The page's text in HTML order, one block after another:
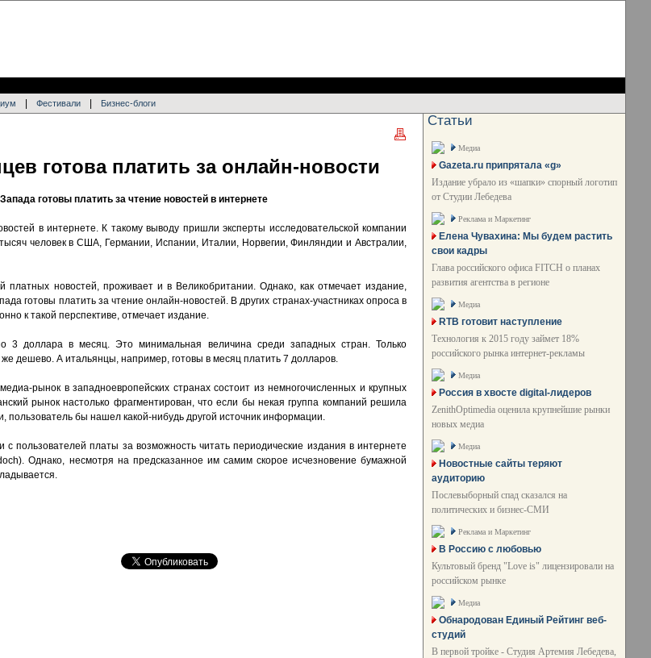
Фестивали Бизнес-блоги
готова платить за онлайн-новости
готовы платить за чтение новостей в интернете
в интернете. К такому выводу пришли эксперты исследовательской компании
человек в США, Германии, Испании, Италии, Норвегии, Финляндии и Австралии,
платных новостей, проживает и в Великобритании. Однако, как отмечает издание,
готовы платить за чтение онлайн-новостей. В других странах-участниках опроса в
к такой перспективе, отмечает издание.
3 доллара в месяц. Это минимальная величина среди западных стран. Только
дешево. А итальянцы, например, готовы в месяц платить 7 долларов.
рынок в западноевропейских странах состоит из немногочисленных и крупных
рынок настолько фрагментирован, что если бы некая группа компаний решила
пользователь бы нашел какой-нибудь другой источник информации.
пользователей платы за возможность читать периодические издания в интернете
Однако, несмотря на предсказанное им самим скорое исчезновение бумажной
Статьи
Медиа
Gazeta.ru припрятала «g»
Издание убрало из «шапки» спорный логотип
от Студии Лебедева
Реклама и Маркетинг
Елена Чувахина: Мы будем растить
свои кадры
Глава российского офиса FITCH о планах
развития агентства в регионе
Медиа
RTB готовит наступление
Технология к 2015 году займет 18%
российского рынка интернет-рекламы
Медиа
Россия в хвосте digital-лидеров
ZenithOptimedia оценила крупнейшие рынки
новых медиа
Медиа
Новостные сайты теряют
аудиторию
Послевыборный спад сказался на
политических и бизнес-СМИ
Реклама и Маркетинг
В Россию с любовью
Культовый бренд "Love is" лицензировали на
российском рынке
Медиа
Обнародован Единый Рейтинг веб-
студий
В первой тройке - Студия Артемия Лебедева,